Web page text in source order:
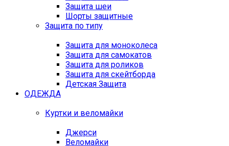
Защита шеи
Шорты защитные
Защита по типу
Защита для моноколеса
Защита для самокатов
Защита для роликов
Защита для скейтборда
Детская Защита
ОДЕЖДА
Куртки и веломайки
Джерси
Веломайки